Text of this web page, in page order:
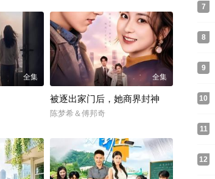
全集 全集
被逐出家门后，她商界封神
陈梦希＆傅邦奇
7
8
9
10
11
12